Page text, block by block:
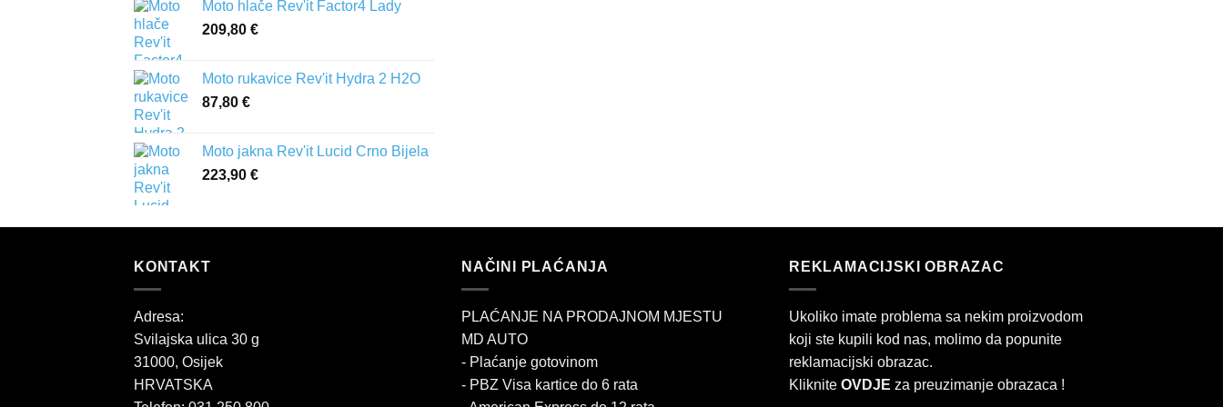
Moto hlače Rev'it Factor4 Lady
209,80 €
Moto rukavice Rev'it Hydra 2 H2O
87,80 €
Moto jakna Rev'it Lucid Crno Bijela
223,90 €
KONTAKT
Adresa:
Svilajska ulica 30 g
31000, Osijek
HRVATSKA
NAČINI PLAĆANJA
PLAĆANJE NA PRODAJNOM MJESTU
MD AUTO
- Plaćanje gotovinom
- PBZ Visa kartice do 6 rata
REKLAMACIJSKI OBRAZAC
Ukoliko imate problema sa nekim proizvodom
koji ste kupili kod nas, molimo da popunite
reklamacijski obrazac.
Kliknite OVDJE za preuzimanje obrazaca !